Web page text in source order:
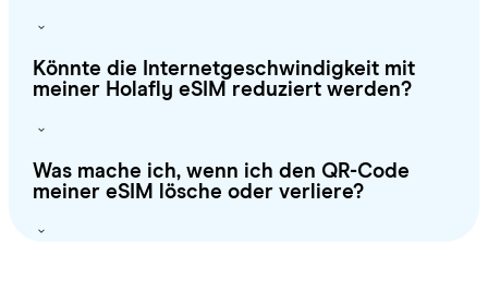
Könnte die Internetgeschwindigkeit mit
meiner Holafly eSIM reduziert werden?
Was mache ich, wenn ich den QR-Code
meiner eSIM lösche oder verliere?